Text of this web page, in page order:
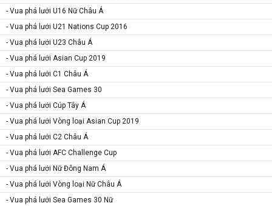
- Vua phá lưới U16 Nữ Châu Á
- Vua phá lưới U21 Nations Cup 2016
- Vua phá lưới U23 Châu Á
- Vua phá lưới Asian Cup 2019
- Vua phá lưới C1 Châu Á
- Vua phá lưới Sea Games 30
- Vua phá lưới Cúp Tây Á
- Vua phá lưới Vòng loại Asian Cup 2019
- Vua phá lưới C2 Châu Á
- Vua phá lưới AFC Challenge Cup
- Vua phá lưới Nữ Đông Nam Á
- Vua phá lưới Vòng loại Nữ Châu Á
- Vua phá lưới Sea Games 30 Nữ